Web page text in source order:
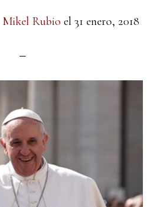
Mikel Rubio el 31 enero, 2018